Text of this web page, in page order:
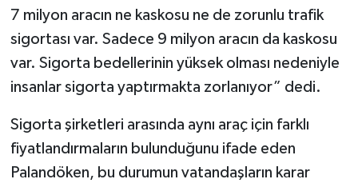
7 milyon aracın ne kaskosu ne de zorunlu trafik
sigortası var. Sadece 9 milyon aracın da kaskosu
var. Sigorta bedellerinin yüksek olması nedeniyle
insanlar sigorta yaptırmakta zorlanıyor” dedi.
Sigorta şirketleri arasında aynı araç için farklı
fiyatlandırmaların bulunduğunu ifade eden
Palandöken, bu durumun vatandaşların karar